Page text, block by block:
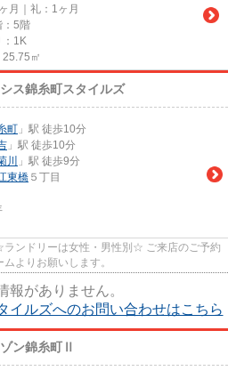
月｜礼：1ヶ月
：5階
：1K
㎡
ス錦糸町スタイルズ
町 」駅 徒歩10分
」駅 徒歩10分
川
」駅 徒歩9分
東橋 ５丁目
ンドリーは女性・男性別☆ ご来店のご予約
よりお願いします。
報がありません。
イルズへのお問い合わせはこちら
ン錦糸町Ⅱ